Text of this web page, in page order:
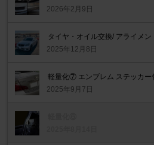
2026年2月9日
タイヤ・オイル交換/ アライメン
2025年12月8日
軽量化⑦ エンブレム ステッカー
2025年9月7日